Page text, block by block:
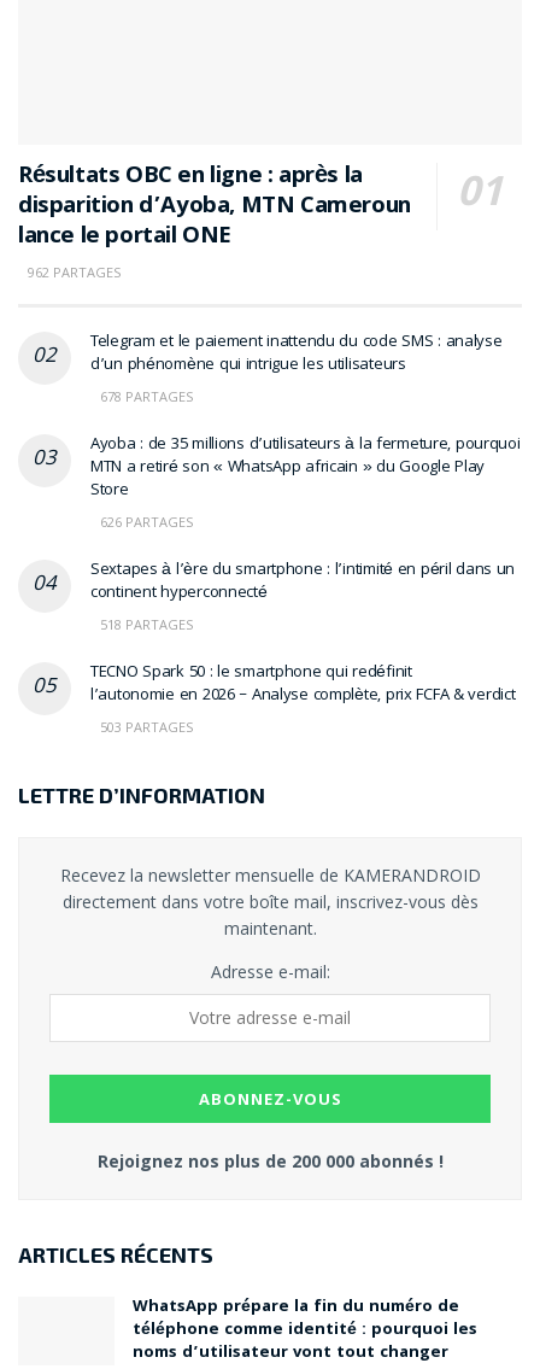
Résultats OBC en ligne : après la
disparition d’Ayoba, MTN Cameroun
lance le portail ONE
962 PARTAGES
Telegram et le paiement inattendu du code SMS : analyse
d’un phénomène qui intrigue les utilisateurs
678 PARTAGES
Ayoba : de 35 millions d’utilisateurs à la fermeture, pourquoi
MTN a retiré son « WhatsApp africain » du Google Play
Store
626 PARTAGES
Sextapes à l’ère du smartphone : l’intimité en péril dans un
continent hyperconnecté
518 PARTAGES
TECNO Spark 50 : le smartphone qui redéfinit
l’autonomie en 2026 – Analyse complète, prix FCFA & verdict
503 PARTAGES
LETTRE D’INFORMATION
Recevez la newsletter mensuelle de KAMERANDROID
directement dans votre boîte mail, inscrivez-vous dès
maintenant.
Adresse e-mail:
Rejoignez nos plus de 200 000 abonnés !
ARTICLES RÉCENTS
WhatsApp prépare la fin du numéro de
téléphone comme identité : pourquoi les
noms d’utilisateur vont tout changer